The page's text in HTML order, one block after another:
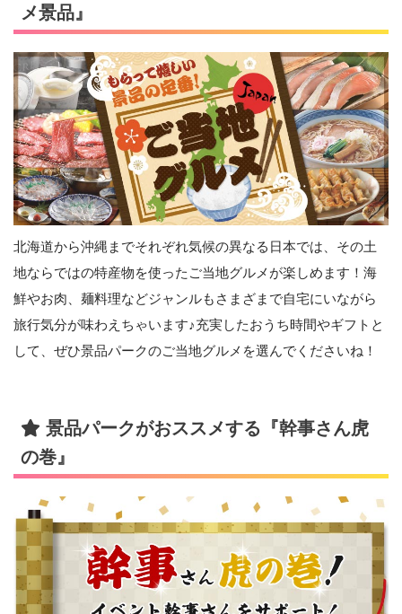
メ景品』
北海道から沖縄までそれぞれ気候の異なる日本では、その土
地ならではの特産物を使ったご当地グルメが楽しめます！海
鮮やお肉、麺料理などジャンルもさまざまで自宅にいながら
旅行気分が味わえちゃいます♪充実したおうち時間やギフトと
して、ぜひ景品パークのご当地グルメを選んでくださいね！
景品パークがおススメする『幹事さん虎
の巻』